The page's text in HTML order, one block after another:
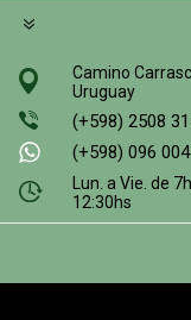
Camino
Uruguay
(+598) 2508
(+598) 096 004
Lun. a Vie. de
12:30hs